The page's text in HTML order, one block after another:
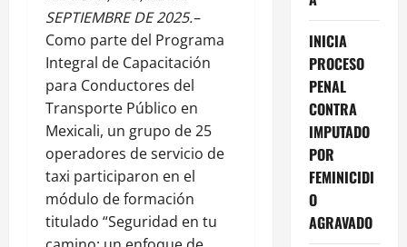
SEPTIEMBRE DE 2025.–
Como parte del Programa
Integral de Capacitación
para Conductores del
Transporte Público en
Mexicali, un grupo de 25
operadores de servicio de
taxi participaron en el
módulo de formación
titulado “Seguridad en tu
INICIA
PROCESO
PENAL
CONTRA
IMPUTADO
POR
FEMINICIDI
O
AGRAVADO